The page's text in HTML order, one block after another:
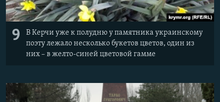
9
В Керчи уже к полудню у памятника украинскому
поэту лежало несколько букетов цветов, один из
них – в желто-синей цветовой гамме